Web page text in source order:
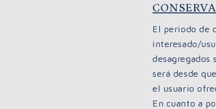
El periodo de
interesado/
desagregados
será desde
el usuario
En cuanto a